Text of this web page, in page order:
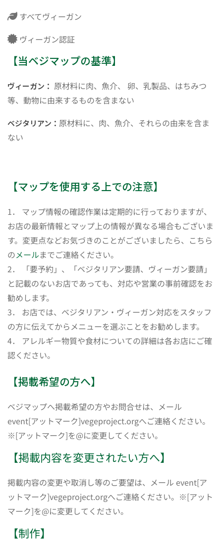
すべてヴィーガン
ヴィーガン認証
【当ベジマップの基準】
ヴィーガン： 原材料に肉、魚介、 卵、乳製品、はちみつ
等、動物に由来するものを含まない
ベジタリアン： 原材料に、肉、魚介、それらの由来を含ま
ない
【マップを使用する上での注意】
1． マップ情報の確認作業は定期的に行っておりますが、
お店の最新情報とマップ上の情報が異なる場合もございま
す。変更点などお気づきのことがございましたら、こちら
のメールまでご連絡ください。
2． 「要予約」、「ベジタリアン要請、ヴィーガン要請」
と記載のないお店であっても、対応や営業の事前確認をお
勧めします。
3． お店では、ベジタリアン・ヴィーガン対応をスタッフ
の方に伝えてからメニューを選ぶことをお勧めします。
4． アレルギー物質や食材についての詳細は各お店にご確
認ください。
【掲載希望の方へ】
ベジマップへ掲載希望の方やお問合せは、メール
event[アットマーク]vegeproject.orgへご連絡ください。
※[アットマーク]を@に変更してください。
【掲載内容を変更されたい方へ】
掲載内容の変更や取消し等のご要望は、メール event[ア
ットマーク]vegeproject.orgへご連絡ください。※[アット
マーク]を@に変更してください。
【制作】